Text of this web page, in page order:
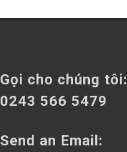
Gọi cho chúng tôi:
0243 566 5479
Send an Email: